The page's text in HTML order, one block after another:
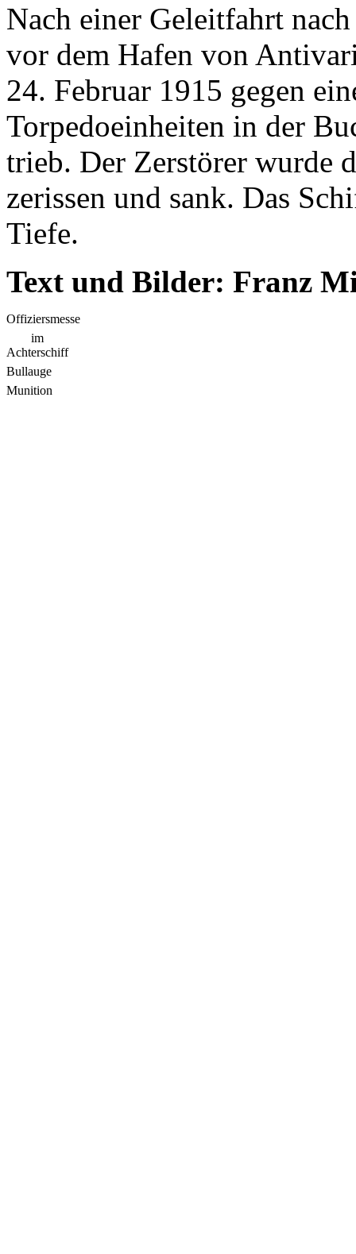
Nach einer Geleitfahrt
vor dem Hafen von
24. Februar 1915 gegen
Torpedoeinheiten in der
trieb. Der Zerstörer wurde
zerissen und sank. Das
Tiefe.
Text und Bilder: Franz
Offiziersmesse
im
Achterschiff
Bullauge
Munition